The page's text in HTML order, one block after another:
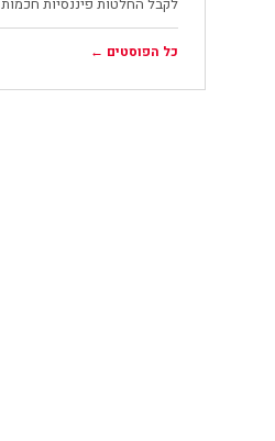
לקבל החלטות פיננסיות חכמות
כל הפוסטים ←